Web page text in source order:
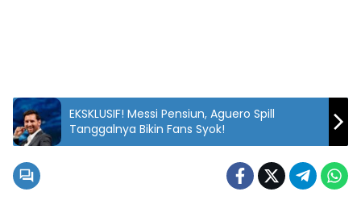
EKSKLUSIF! Messi Pensiun, Aguero Spill
Tanggalnya Bikin Fans Syok!